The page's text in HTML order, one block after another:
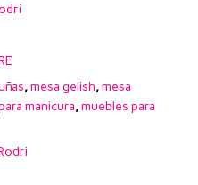
,mesa gelish,mesa
manicura,muebles para